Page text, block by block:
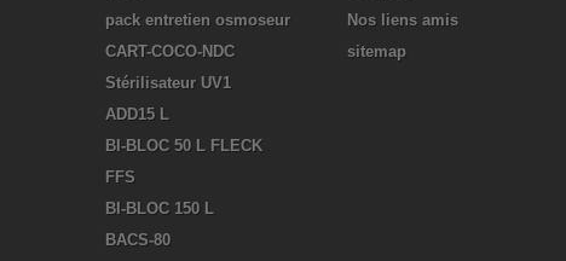
pack entretien osmoseur
CART-COCO-NDC
Stérilisateur UV1
ADD15 L
BI-BLOC 50 L FLECK
FFS
BI-BLOC 150 L
BACS-80
Nos liens amis
sitemap